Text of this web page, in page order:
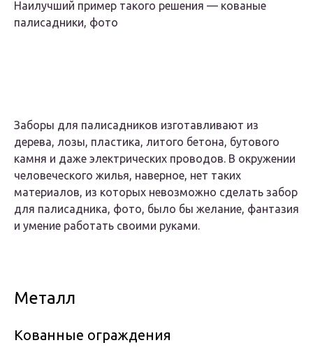
Наилучший пример такого решения — кованые
палисадники, фото
Заборы для палисадников изготавливают из
дерева, лозы, пластика, литого бетона, бутового
камня и даже электрических проводов. В окружении
человеческого жилья, наверное, нет таких
материалов, из которых невозможно сделать забор
для палисадника, фото, было бы желание, фантазия
и умение работать своими руками.
Металл
Кованные ограждения